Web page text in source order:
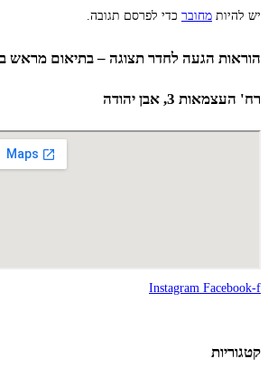
יש להיות מחובר כדי לפרסם תגובה.
הוראות הגעה לחדר תצוגה – בתיאום מראש
רח' העצמאות 3, אבן יהודה
Instagram Facebook-f
קטגוריות